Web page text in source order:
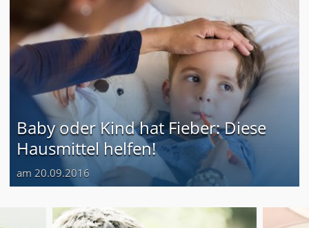
Baby oder Kind hat Fieber: Diese
Hausmittel helfen!
am 20.09.2016